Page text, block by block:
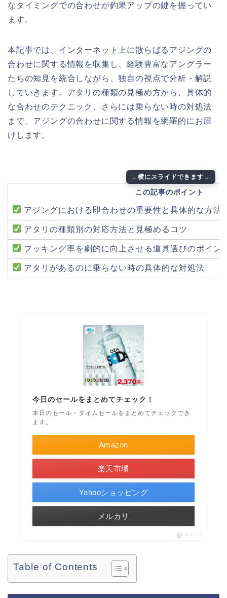
なタイミングでの合わせが釣果アップの鍵を握ってい
ます。
本記事では、インターネット上に散らばるアジングの
合わせに関する情報を収集し、経験豊富なアングラー
たちの知見を統合しながら、独自の視点で分析・解説
していきます。アタリの種類の見極め方から、具体的
な合わせのテクニック、さらには乗らない時の対処法
まで、アジングの合わせに関する情報を網羅的にお届
けします。
この記事のポイント
アジングにおける即合わせの重要性と具体的な方法
アタリの種類別の対応方法と見極めるコツ
フッキング率を劇的に向上させる道具選びのポイン
アタリがあるのに乗らない時の具体的な対処法
今日のセールをまとめてチェック！
本日のセール・タイムセールをまとめてチェックでき
ます。
Amazon
楽天市場
Yahooショッピング
メルカリ
ポチップ
Table of Contents